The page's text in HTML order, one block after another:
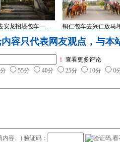
安龙招堤包车一... 铜仁包车去兴仁放马
容只代表网友观点，与本
！ 查看更多评论
55分 40分 25分 10分 0
内容。) 验证码：